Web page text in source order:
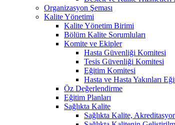
Organizasyon Şeması
Kalite Yönetimi
Kalite Yönetim Birimi
Bölüm Kalite Sorumluları
Komite ve Ekipler
Hasta Güvenliği Komitesi
Tesis Güvenliği Komitesi
Eğitim Komitesi
Hasta ve Hasta Yakınları
Öz Değerlendirme
Eğitim Planları
Sağlıkta Kalite
Sağlıkta Kalite,